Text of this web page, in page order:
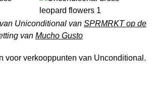
Uniconditional van SPRMRKT op de
van Mucho Gusto
voor verkooppunten van Unconditional.